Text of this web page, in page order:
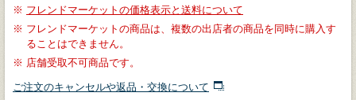
※ フレンドマーケットの価格表示と送料について
※ フレンドマーケットの商品は、複数の出店者の商品を同時に購入す
ることはできません。
※ 店舗受取不可商品です。
ご注文のキャンセルや返品・交換について